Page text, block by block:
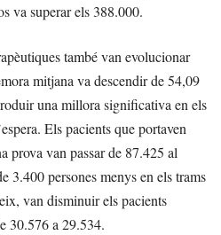
va superar els 388.000.
també van evolucionar
mitjana va descendir de 54,09
una millora significativa en els
Els pacients que portaven
prova van passar de 87.425 al
3.400 persones menys en els trams
van disminuir els pacients
30.576 a 29.534.